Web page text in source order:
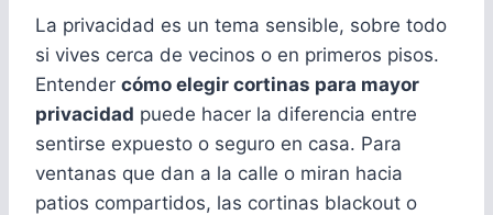
La privacidad es un tema sensible, sobre todo
si vives cerca de vecinos o en primeros pisos.
Entender cómo elegir cortinas para mayor
privacidad puede hacer la diferencia entre
sentirse expuesto o seguro en casa. Para
ventanas que dan a la calle o miran hacia
patios compartidos, las cortinas blackout o